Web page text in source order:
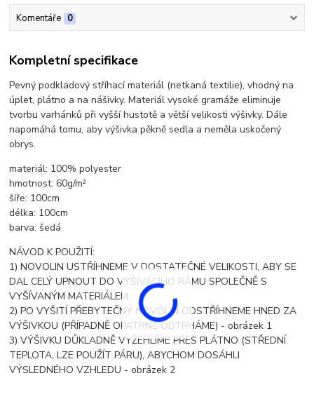
Komentáře 0
Kompletní specifikace
Pevný podkladový stříhací materiál (netkaná textilie), vhodný na
úplet, plátno a na nášivky. Materiál vysoké gramáže eliminuje
tvorbu varhánků při vyšší hustotě a větší velikosti výšivky. Dále
napomáhá tomu, aby výšivka pěkně sedla a neměla uskočený
obrys.
materiál: 100% polyester
hmotnost: 60g/m²
šíře: 100cm
délka: 100cm
barva: šedá
NÁVOD K POUŽITÍ:
1) NOVOLIN USTŘÍHNEME V DOSTATEČNÉ VELIKOSTI, ABY SE
DAL CELÝ UPNOUT DO VYŠÍVACÍHO RÁMU SPOLEČNĚ S
VYŠÍVANÝM MATERIÁLEM.
2) PO VYŠITÍ PŘEBYTEČNÝ NOVOLIN ODSTŘÍHNEME HNED ZA
VÝŠIVKOU (PŘÍPADNĚ OPATRNĚ ODTRHÁME) - obrázek 1
3) VÝŠIVKU DŮKLADNĚ VYŽEHLÍME PŘES PLÁTNO (STŘEDNÍ
TEPLOTA, LZE POUŽÍT PÁRU), ABYCHOM DOSÁHLI
VÝSLEDNÉHO VZHLEDU - obrázek 2